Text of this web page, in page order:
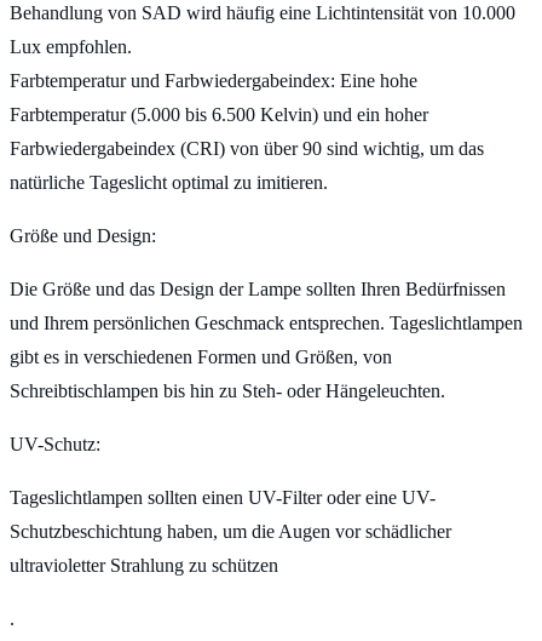
Behandlung von SAD wird häufig eine Lichtintensität von 10.000
Lux empfohlen.
Farbtemperatur und Farbwiedergabeindex: Eine hohe
Farbtemperatur (5.000 bis 6.500 Kelvin) und ein hoher
Farbwiedergabeindex (CRI) von über 90 sind wichtig, um das
natürliche Tageslicht optimal zu imitieren.
Größe und Design:
Die Größe und das Design der Lampe sollten Ihren Bedürfnissen
und Ihrem persönlichen Geschmack entsprechen. Tageslichtlampen
gibt es in verschiedenen Formen und Größen, von
Schreibtischlampen bis hin zu Steh- oder Hängeleuchten.
UV-Schutz:
Tageslichtlampen sollten einen UV-Filter oder eine UV-
Schutzbeschichtung haben, um die Augen vor schädlicher
ultravioletter Strahlung zu schützen
.